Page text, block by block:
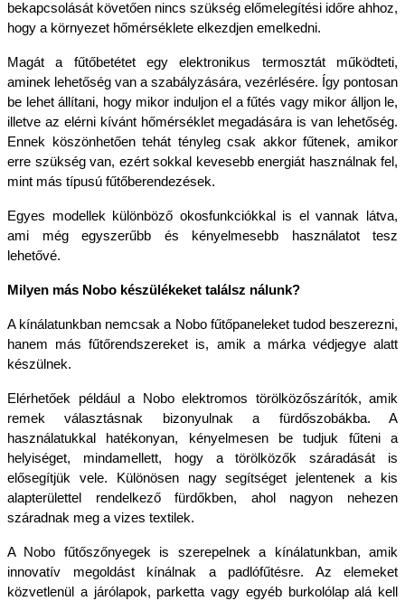
bekapcsolását követően nincs szükség előmelegítési időre ahhoz,
hogy a környezet hőmérséklete elkezdjen emelkedni.
Magát a fűtőbetétet egy elektronikus termosztát működteti,
aminek lehetőség van a szabályzására, vezérlésére. Így pontosan
be lehet állítani, hogy mikor induljon el a fűtés vagy mikor álljon le,
illetve az elérni kívánt hőmérséklet megadására is van lehetőség.
Ennek köszönhetően tehát tényleg csak akkor fűtenek, amikor
erre szükség van, ezért sokkal kevesebb energiát használnak fel,
mint más típusú fűtőberendezések.
Egyes modellek különböző okosfunkciókkal is el vannak látva,
ami még egyszerűbb és kényelmesebb használatot tesz
lehetővé.
Milyen más Nobo készülékeket találsz nálunk?
A kínálatunkban nemcsak a Nobo fűtőpaneleket tudod beszerezni,
hanem más fűtőrendszereket is, amik a márka védjegye alatt
készülnek.
Elérhetőek például a Nobo elektromos törölközőszárítók, amik
remek választásnak bizonyulnak a fürdőszobákba. A
használatukkal hatékonyan, kényelmesen be tudjuk fűteni a
helyiséget, mindamellett, hogy a törölközők száradását is
elősegítjük vele. Különösen nagy segítséget jelentenek a kis
alapterülettel rendelkező fürdőkben, ahol nagyon nehezen
száradnak meg a vizes textilek.
A Nobo fűtőszőnyegek is szerepelnek a kínálatunkban, amik
innovatív megoldást kínálnak a padlófűtésre. Az elemeket
közvetlenül a járólapok, parketta vagy egyéb burkolólap alá kell